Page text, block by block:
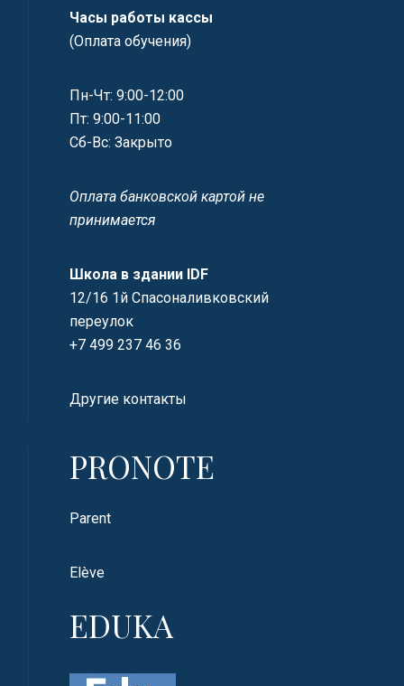
Часы работы кассы
(Оплата обучения)
Пн-Чт: 9:00-12:00
Пт: 9:00-11:00
Сб-Вс: Закрыто
Оплата банковской картой не
принимается
Школа в здании IDF
12/16 1й Спасоналивковский
переулок
+7 499 237 46 36
Другие контакты
PRONOTE
Parent
Elève
EDUKA